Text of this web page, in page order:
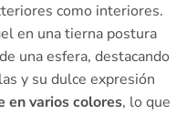
como interiores.
en una tierna postura
una esfera, destacando
y su dulce expresión
en varios colores, lo que